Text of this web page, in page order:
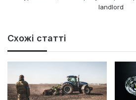
landlord
Схожі статті